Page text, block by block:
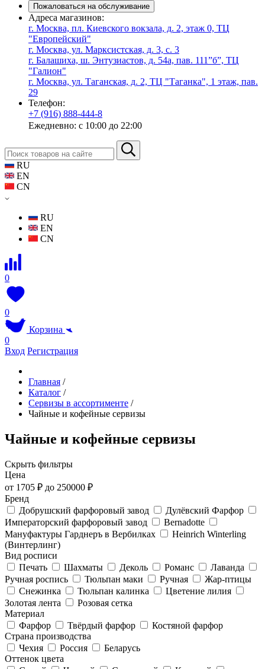
Пожаловаться на обслуживание
Адреса магазинов:
г. Москва, пл. Киевского вокзала, д. 2, этаж 0, ТЦ
"Европейский"
г. Москва, ул. Марксистская, д. 3, с. 3
г. Балашиха, ш. Энтузиастов, д. 54а, пав. 111”б”, ТЦ
"Галион"
г. Москва, ул. Таганская, д. 2, ТЦ "Таганка", 1 этаж, пав.
29
Телефон:
+7 (916) 888-444-8
Ежедневно: с 10:00 до 22:00
RU
EN
CN
RU
EN
CN
0
0
Корзина
0
Вход Регистрация
Главная /
Каталог /
Сервизы в ассортименте /
Чайные и кофейные сервизы
Чайные и кофейные сервизы
Скрыть фильтры
Цена
от 1705 ₽ до 250000 ₽
Бренд
Добрушский фарфоровый завод
Дулёвский Фарфор
Императорский фарфоровый завод
Bernadotte
Мануфактуры Гарднеръ в Вербилках
Heinrich Winterling
(Винтерлинг)
Вид росписи
Печать
Шахматы Деколь Романс
Лаванда
Ручная роспись
Тюльпан маки Ручная
Жар-птицы
Снежинка
Тюльпан калинка
Цветение лилия
Золотая лента
Розовая сетка
Материал
Фарфор
Твёрдый фарфор
Костяной фарфор
Страна производства
Чехия
Россия
Беларусь
Оттенок цвета